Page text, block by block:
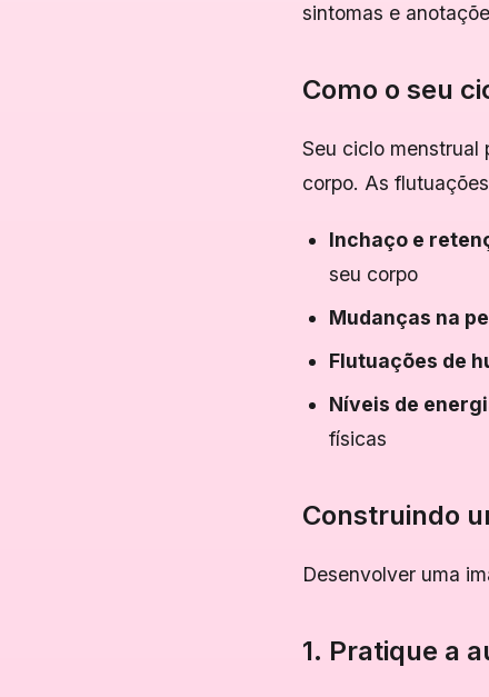
sintomas e
Como o seu
Seu ciclo menstrual
corpo. As
Inchaço e
seu corpo
Mudanças na
Flutuações de
Níveis de
físicas
Construindo
Desenvolver uma
1. Pratique a